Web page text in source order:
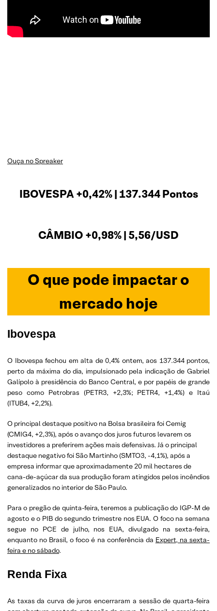
Ouça no Spreaker
IBOVESPA +0,42% | 137.344 Pontos
CÂMBIO +0,98% | 5,56/USD
O que pode impactar o
mercado hoje
Ibovespa
O Ibovespa fechou em alta de 0,4% ontem, aos 137.344 pontos,
perto da máxima do dia, impulsionado pela indicação de Gabriel
Galípolo à presidência do Banco Central, e por papéis de grande
peso como Petrobras (PETR3, +2,3%; PETR4, +1,4%) e Itaú
(ITUB4, +2,2%).
O principal destaque positivo na Bolsa brasileira foi Cemig
(CMIG4, +2,3%), após o avanço dos juros futuros levarem os
investidores a preferirem ações mais defensivas. Já o principal
destaque negativo foi São Martinho (SMTO3, -4,1%), após a
empresa informar que aproximadamente 20 mil hectares de
cana-de-açúcar da sua produção foram atingidos pelos incêndios
generalizados no interior de São Paulo.
Para o pregão de quinta-feira, teremos a publicação do IGP-M de
agosto e o PIB do segundo trimestre nos EUA. O foco na semana
segue no PCE de julho, nos EUA, divulgado na sexta-feira,
enquanto no Brasil, o foco é na conferência da Expert, na sexta-
feira e no sábado.
Renda Fixa
As taxas da curva de juros encerraram a sessão de quarta-feira